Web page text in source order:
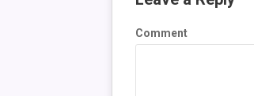
Comment